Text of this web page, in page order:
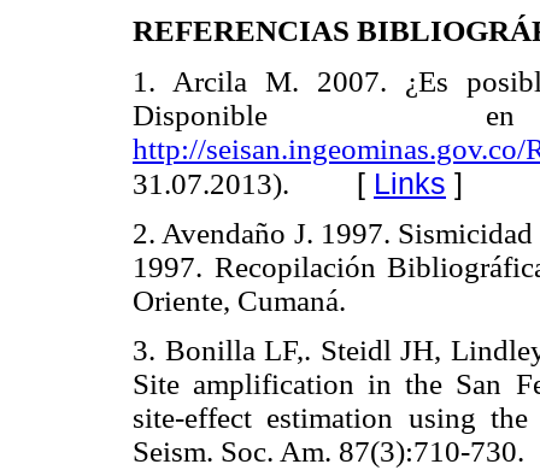
REFERENCIAS
1. Arcila M. 2007. ¿Es
http://
31.07.2013). [ Links ]
2. Avendaño J. 1997.
1997. Recopilación
Oriente, Cumaná.
3. Bonilla LF,. Steidl JH,
Site amplification in the San
site-effect estimation using
Seism. Soc. Am. 87(3):710-730.